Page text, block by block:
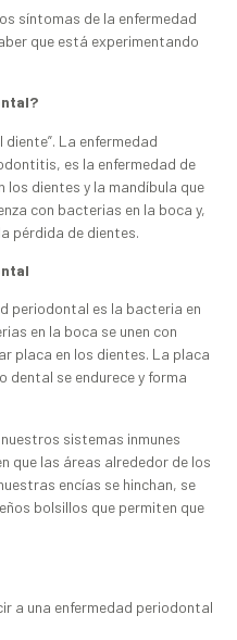
síntomas de la enfermedad
que está experimentando
La enfermedad
es la enfermedad de
los dientes y la mandíbula que
con bacterias en la boca y,
pérdida de dientes.
periodontal es la bacteria en
en la boca se unen con
placa en los dientes. La placa
dental se endurece y forma
sistemas inmunes
que las áreas alrededor de los
encías se hinchan, se
bolsillos que permiten que
a una enfermedad periodontal